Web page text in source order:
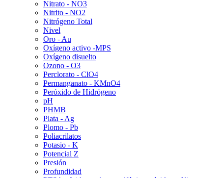
Nitrato - NO3
Nitrito - NO2
Nitrógeno Total
Nivel
Oro - Au
Oxígeno activo -MPS
Oxígeno disuelto
Ozono - O3
Perclorato - ClO4
Permanganato - KMnO4
Peróxido de Hidrógeno
pH
PHMB
Plata - Ag
Plomo - Pb
Poliacrilatos
Potasio - K
Potencial Z
Presión
Profundidad